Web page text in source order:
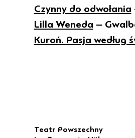
Czynny do odwołania
Lilla Weneda –
Kuroń. Pasja według
Teatr Powszechny